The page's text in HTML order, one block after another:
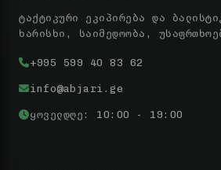
ტაქტიკური ეკიპირება და
ხარისხი, საიმედოობა,
+995 599 40 83 62
info@abjari.ge
ყოველდღე: 10:00 - 19:00